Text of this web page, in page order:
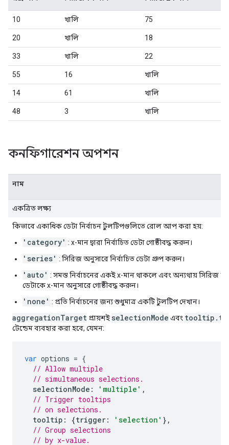
10 খালি 75
20 খালি 18
33 খালি 22
55 16 খালি
14 61 খালি
48 3 খালি
কনফিগারেশন অপশন
নাম
একত্রিত লক্ষ্য
কিভাবে একাধিক ডেটা নির্বাচন টুলটিপগুলিতে রোল আপ করা হয়:
'category' : x-মান দ্বারা নির্বাচিত ডেটা গোষ্ঠীবদ্ধ করুন।
'series' : সিরিজ অনুসারে নির্বাচিত ডেটা গ্রুপ করুন।
'auto' : সমস্ত নির্বাচনের একই x-মান থাকলে এবং অন্যথায় সিরিজ
ডেটাকে x-মান অনুসারে গোষ্ঠীবদ্ধ করুন।
'none' : প্রতি নির্বাচনের জন্য শুধুমাত্র একটি টুলটিপ দেখান।
aggregationTarget প্রায়শই selectionMode এবং
টেন্ডেম ব্যবহার করা হবে, যেমন:
var options = {
// Allow multiple
// simultaneous selections.
selectionMode : 'multiple' ,
// Trigger tooltips
// on selections.
tooltip : {trigger: 'selection' },
// Group selections
// by x-value.